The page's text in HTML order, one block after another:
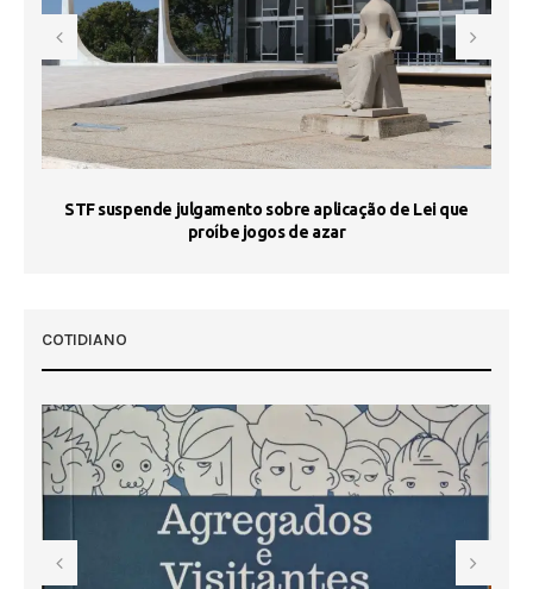
STF suspende julgamento sobre aplicação de Lei que
proíbe jogos de azar
COTIDIANO